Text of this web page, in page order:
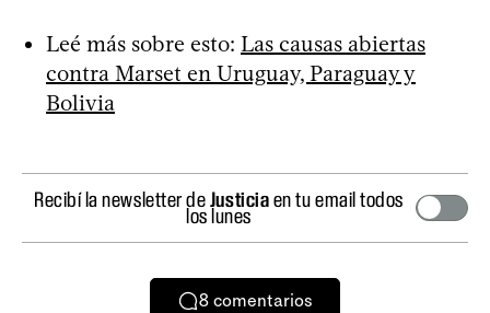
Leé más sobre esto: Las causas abiertas
contra Marset en Uruguay, Paraguay y
Bolivia
Recibí la newsletter deJusticiaen tu email todos
los lunes
8 comentarios